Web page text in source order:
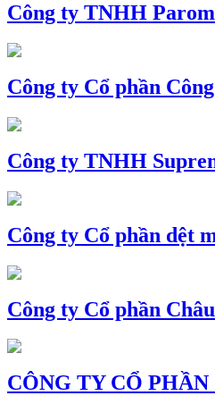
Công ty TNHH
Công ty Cổ phần
Công ty TNHH
Công ty Cổ phần dệt
Công ty Cổ phần
CÔNG TY CỔ